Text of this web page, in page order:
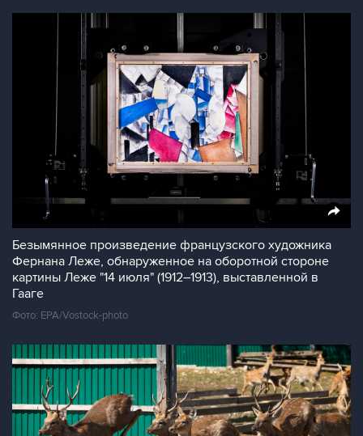
Безымянное произведение французского художника
Фернана Леже, обнаруженное на оборотной стороне
картины Леже "14 июля" (1912–1913), выставленной в
Гааге
Фото: EPA/Vostock-photo